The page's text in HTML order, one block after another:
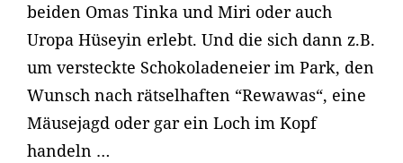
beiden Omas Tinka und Miri oder auch
Uropa Hüseyin erlebt. Und die sich dann z.B.
um versteckte Schokoladeneier im Park, den
Wunsch nach rätselhaften “Rewawas“, eine
Mäusejagd oder gar ein Loch im Kopf
handeln …